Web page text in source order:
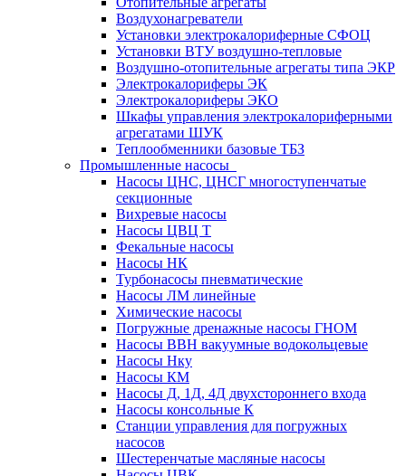
Воздухонагреватели
Установки электрокалориферные СФОЦ
Установки ВТУ воздушно-тепловые
Воздушно-отопительные агрегаты типа ЭКР
Электрокалориферы ЭК
Электрокалориферы ЭКО
Шкафы управления электрокалориферными
агрегатами ШУК
Теплообменники базовые ТБЗ
Промышленные насосы
Насосы ЦНС, ЦНСГ многоступенчатые
секционные
Вихревые насосы
Насосы ЦВЦ Т
Фекальные насосы
Насосы НК
Турбонасосы пневматические
Насосы ЛМ линейные
Химические насосы
Погружные дренажные насосы ГНОМ
Насосы ВВН вакуумные водокольцевые
Насосы Нку
Насосы КМ
Насосы Д, 1Д, 4Д двухстороннего входа
Насосы консольные К
Станции управления для погружных
насосов
Шестеренчатые масляные насосы